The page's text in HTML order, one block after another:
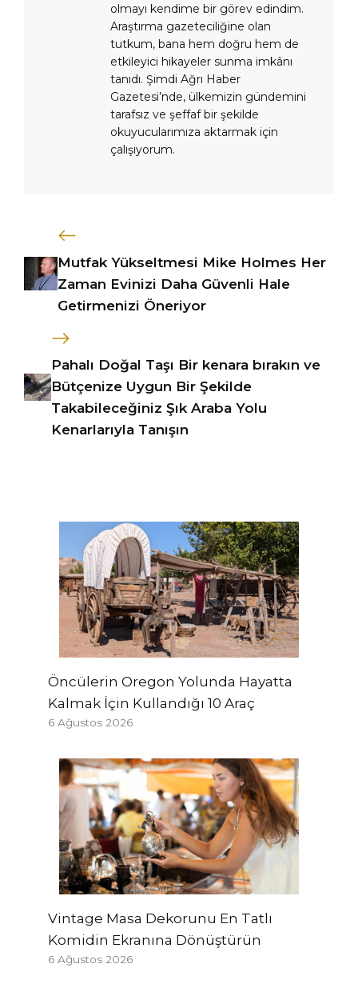
olmayı kendime bir görev edindim.
Araştırma gazeteciliğine olan
tutkum, bana hem doğru hem de
etkileyici hikayeler sunma imkânı
tanıdı. Şimdi Ağrı Haber
Gazetesi’nde, ülkemizin gündemini
tarafsız ve şeffaf bir şekilde
okuyucularımıza aktarmak için
çalışıyorum.
Mutfak Yükseltmesi Mike Holmes Her
Zaman Evinizi Daha Güvenli Hale
Getirmenizi Öneriyor
Pahalı Doğal Taşı Bir kenara bırakın ve
Bütçenize Uygun Bir Şekilde
Takabileceğiniz Şık Araba Yolu
Kenarlarıyla Tanışın
Öncülerin Oregon Yolunda Hayatta
Kalmak İçin Kullandığı 10 Araç
6 Ağustos 2026
Vintage Masa Dekorunu En Tatlı
Komidin Ekranına Dönüştürün
6 Ağustos 2026